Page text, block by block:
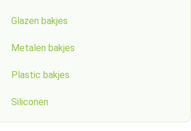
Glazen bakjes
Metalen bakjes
Plastic bakjes
Siliconen